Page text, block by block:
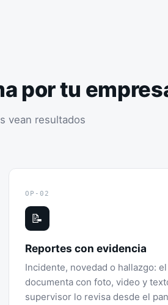
por tu
vean resultados
OP-02
📝
Reportes con evidencia
Incidente, novedad o hallazgo:
documenta con foto, video y
supervisor lo revisa desde el